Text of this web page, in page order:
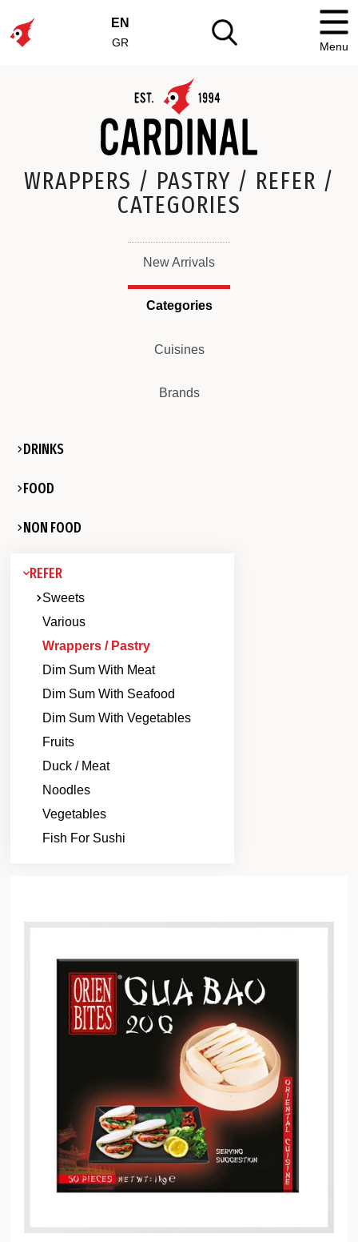
EN
GR Menu
WRAPPERS / PASTRY / REFER /
CATEGORIES
New Arrivals
Categories
Cuisines
Brands
DRINKS
FOOD
NON FOOD
REFER
Sweets
Various
Wrappers / Pastry
Dim Sum With Meat
Dim Sum With Seafood
Dim Sum With Vegetables
Fruits
Duck / Meat
Noodles
Vegetables
Fish For Sushi